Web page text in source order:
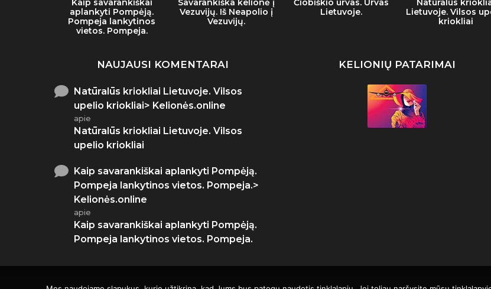
aplankyti Pompėją.
Pompeja lankytinos
vietos. Pompeja.
Vezuvijų. Iš Neapolio į
Vezuvijų.
Lietuvoje.
Lietuvoje. Vilsos
kriokliai
NAUJAUSI KOMENTARAI
Natūralūs kriokliai Lietuvoje. Vilsos
upelio kriokliai> Kelionės.online
apie
Natūralūs kriokliai Lietuvoje. Vilsos
upelio kriokliai
Kaip savarankiškai aplankyti Pompėją.
Pompeja lankytinos vietos. Pompeja.>
Kelionės.online
apie
Kaip savarankiškai aplankyti Pompėją.
Pompeja lankytinos vietos. Pompeja.
KELIONIŲ PATARIMAI